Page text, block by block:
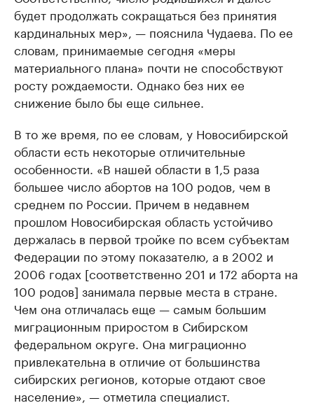
будет продолжать сокращаться без принятия
кардинальных мер», — пояснила Чудаева. По ее
словам, принимаемые сегодня «меры
материального плана» почти не способствуют
росту рождаемости. Однако без них ее
снижение было бы еще сильнее.
В то же время, по ее словам, у Новосибирской
области есть некоторые отличительные
особенности. «В нашей области в 1,5 раза
большее число абортов на 100 родов, чем в
среднем по России. Причем в недавнем
прошлом Новосибирская область устойчиво
держалась в первой тройке по всем субъектам
Федерации по этому показателю, а в 2002 и
2006 годах [соответственно 201 и 172 аборта на
100 родов] занимала первые места в стране.
Чем она отличалась еще — самым большим
миграционным приростом в Сибирском
федеральном округе. Она миграционно
привлекательна в отличие от большинства
сибирских регионов, которые отдают свое
население», — отметила специалист.